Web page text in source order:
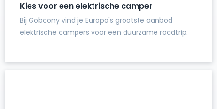
Kies voor een elektrische camper
Bij Goboony vind je Europa's grootste aanbod
elektrische campers voor een duurzame roadtrip.